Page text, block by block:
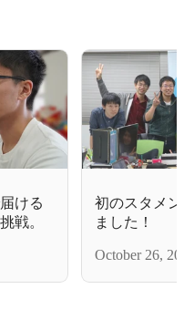
ける
戦。
初のスタメ
ました！
October 26,